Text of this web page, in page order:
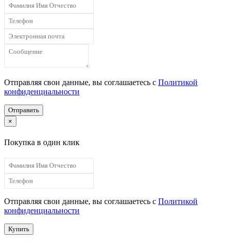
Отправляя свои данные, вы соглашаетесь с Политикой
конфиденциальности
Отправить
×
Покупка в один клик
Отправляя свои данные, вы соглашаетесь с Политикой
конфиденциальности
Купить